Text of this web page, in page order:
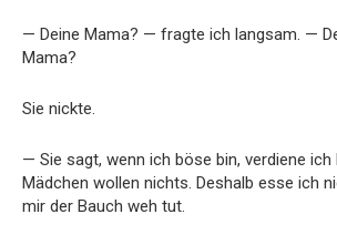
— Deine Mama? — fragte ich langsam. —
Mama?
Sie nickte.
— Sie sagt, wenn ich böse bin, verdiene ich
Mädchen wollen nichts. Deshalb esse ich
mir der Bauch weh tut.